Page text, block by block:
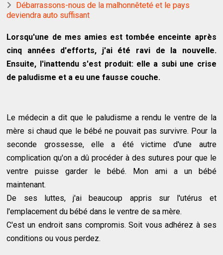
Débarrassons-nous de la malhonnêteté et le pays
deviendra auto suffisant
Lorsqu'une de mes amies est tombée enceinte après
cinq années d'efforts, j'ai été ravi de la nouvelle.
Ensuite, l'inattendu s'est produit: elle a subi une crise
de paludisme et a eu une fausse couche.
Le médecin a dit que le paludisme a rendu le ventre de la
mère si chaud que le bébé ne pouvait pas survivre. Pour la
seconde grossesse, elle a été victime d'une autre
complication qu'on a dû procéder à des sutures pour que le
ventre puisse garder le bébé. Mon ami a un bébé
maintenant.
De ses luttes, j'ai beaucoup appris sur l'utérus et
l'emplacement du bébé dans le ventre de sa mère.
C'est un endroit sans compromis. Soit vous adhérez à ses
conditions ou vous perdez.